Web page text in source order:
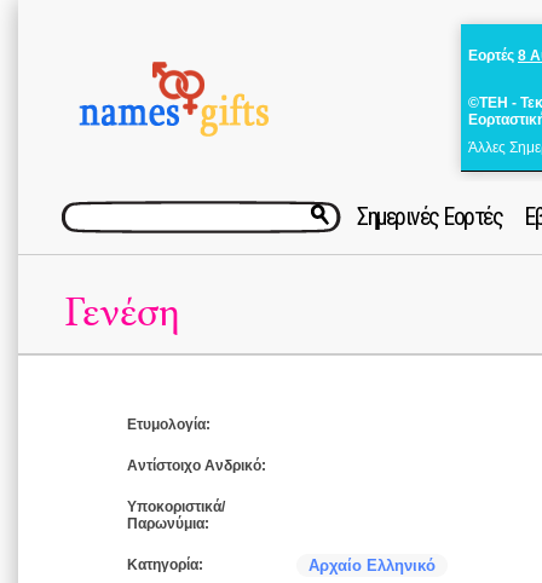
Εορτές 8
©ΤΕΗ -
Άλλες
Σημερινές Εορτές
Γενέση
Ετυμολογία:
Αντίστοιχο Ανδρικό:
Υποκοριστικά/
Παρωνύμια:
Κατηγορία: Αρχαίο Ελληνικό